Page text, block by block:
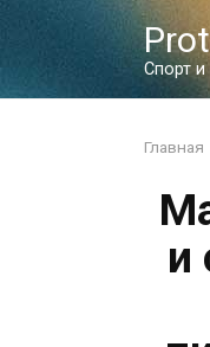
Перейти
контенту
Спорт
Главная
и